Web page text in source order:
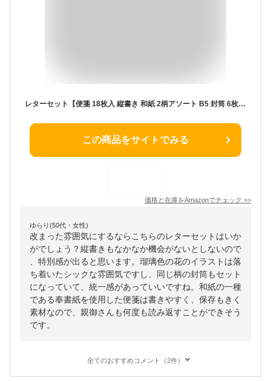
レターセット【便箋 18枚入 縦書き 和紙 2柄アソート B5 封筒 6枚 長形4号 】 瑠璃色 便箋 手紙 メモ 寄せ書き ギフト 添え状 便箋・封筒セット | エヌビー社
この商品をサイトでみる
価格と在庫をAmazonでチェック >>
ゆらり(50代・女性)
改まった雰囲気にするならこちらのレターセットはいか
がでしょう？縦書きもなかなか機会がないとしないので
、特別感が出ると思います。瑠璃色の花のイラストは落
ち着いたシックな雰囲気ですし、同じ柄の封筒もセット
になっていて、統一感があっていいですね。和紙の一種
である奉書紙を使用した便箋は書きやすく、保存もきく
素材なので、親御さんも何度も読み返すことができそう
です。
全てのおすすめコメント（2件）